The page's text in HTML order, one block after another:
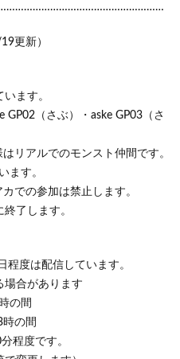
更新）
ます。
（さぶ）・aske GP03（さ
リアルでのモンスト仲間です。
ます。
での参加は禁止します。
了します。
度は配信しています。
場合があります
の間
の間
度です。